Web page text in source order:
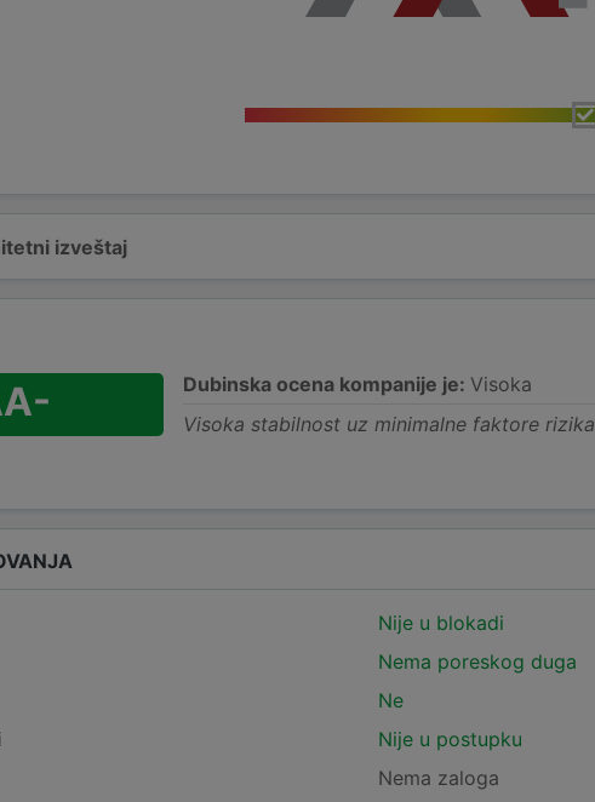
izveštaj
Dubinska ocena kompanije je: Visoka
Visoka stabilnost uz minimalne faktore rizika
Nije u blokadi
Nema poreskog duga
Ne
Nije u postupku
Nema zaloga